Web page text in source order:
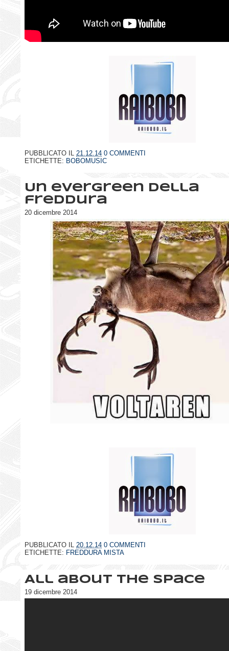
PUBBLICATO IL 21.12.14 0 COMMENTI
ETICHETTE: BOBOMUSIC
Un evergreen della
freddura
20 dicembre 2014
PUBBLICATO IL 20.12.14 0 COMMENTI
ETICHETTE: FREDDURA MISTA
All about the space
19 dicembre 2014